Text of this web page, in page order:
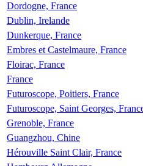
Dordogne, France
Dublin, Irelande
Dunkerque, France
Embres et Castelmaure, France
Floirac, France
France
Futuroscope, Poitiers, France
Futuroscope, Saint Georges,
Grenoble, France
Guangzhou, Chine
Hérouville Saint Clair, France